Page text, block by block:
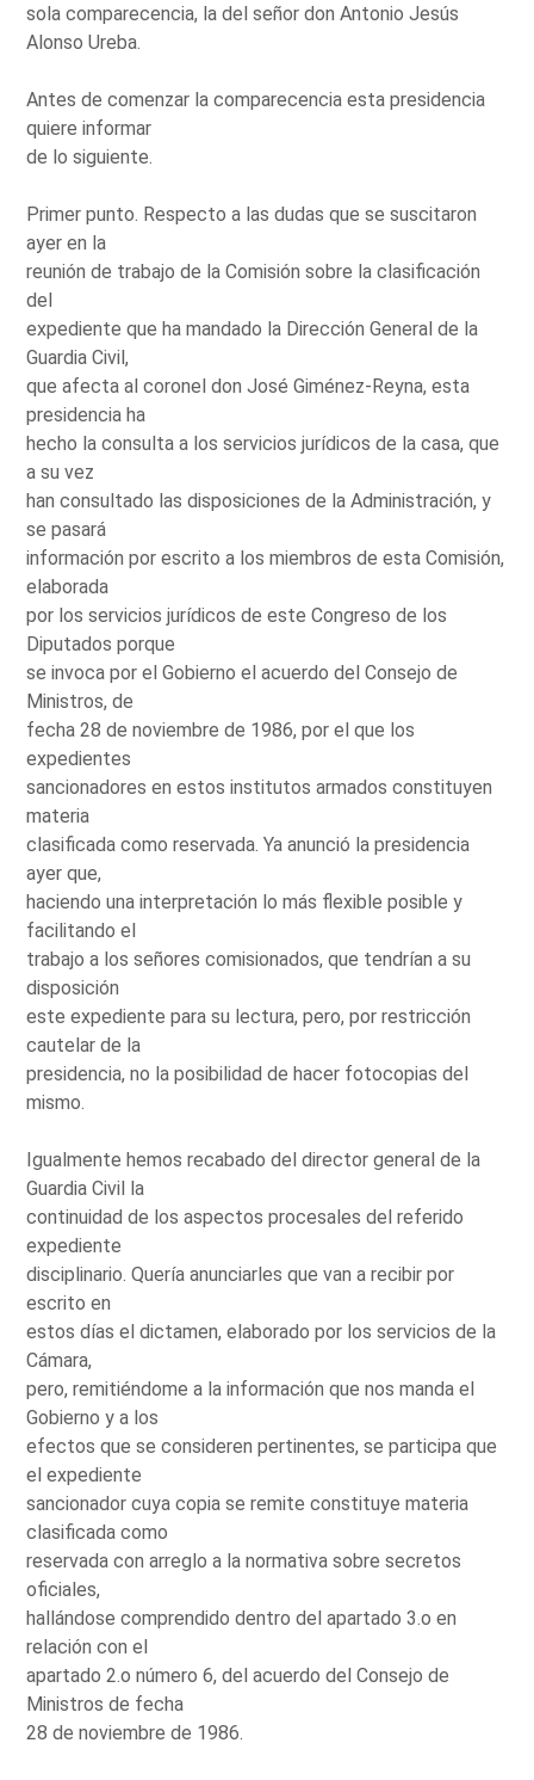
sola comparecencia, la del señor don Antonio Jesús
Alonso Ureba.
Antes de comenzar la comparecencia esta presidencia
quiere informar
de lo siguiente.
Primer punto. Respecto a las dudas que se suscitaron
ayer en la
reunión de trabajo de la Comisión sobre la clasificación
del
expediente que ha mandado la Dirección General de la
Guardia Civil,
que afecta al coronel don José Giménez-Reyna, esta
presidencia ha
hecho la consulta a los servicios jurídicos de la casa, que
a su vez
han consultado las disposiciones de la Administración, y
se pasará
información por escrito a los miembros de esta Comisión,
elaborada
por los servicios jurídicos de este Congreso de los
Diputados porque
se invoca por el Gobierno el acuerdo del Consejo de
Ministros, de
fecha 28 de noviembre de 1986, por el que los
expedientes
sancionadores en estos institutos armados constituyen
materia
clasificada como reservada. Ya anunció la presidencia
ayer que,
haciendo una interpretación lo más flexible posible y
facilitando el
trabajo a los señores comisionados, que tendrían a su
disposición
este expediente para su lectura, pero, por restricción
cautelar de la
presidencia, no la posibilidad de hacer fotocopias del
mismo.
Igualmente hemos recabado del director general de la
Guardia Civil la
continuidad de los aspectos procesales del referido
expediente
disciplinario. Quería anunciarles que van a recibir por
escrito en
estos días el dictamen, elaborado por los servicios de la
Cámara,
pero, remitiéndome a la información que nos manda el
Gobierno y a los
efectos que se consideren pertinentes, se participa que
el expediente
sancionador cuya copia se remite constituye materia
clasificada como
reservada con arreglo a la normativa sobre secretos
oficiales,
hallándose comprendido dentro del apartado 3.o en
relación con el
apartado 2.o número 6, del acuerdo del Consejo de
Ministros de fecha
28 de noviembre de 1986.